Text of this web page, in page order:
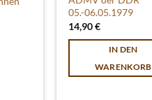
05.-06.05.1979
14,90€
IN DEN
WARENKORB